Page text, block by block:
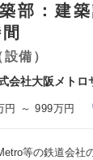
築部：建
備）
会社大阪メトロ
円 ～ 999万円
等の鉄道会社